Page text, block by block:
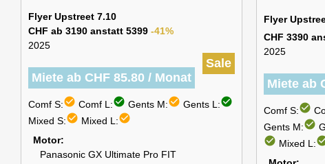
Flyer Upstreet 7.10
CHF ab 3190 anstatt 5399 -41%
2025
Sale
Miete ab CHF 85.80 / Monat
Comf S:check_circle Comf L:check_circle Gents M:check_circle Gents L:check_circle
Mixed S:check_circle Mixed L:check_circle
Motor
Panasonic GX Ultimate Pro FIT
Flyer
CHF 3390
2025
Miete ab
Comf S:check_circle
Gents M:check_circle
check_circle Mixed L: